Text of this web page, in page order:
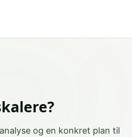
og en konkret plan til